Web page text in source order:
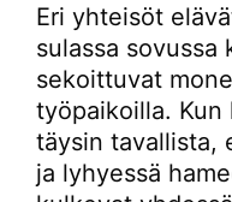
Eri yhteisöt
sulassa sovussa
sekoittuvat
työpaikoilla. Kun
täysin tavallista,
ja lyhyessä